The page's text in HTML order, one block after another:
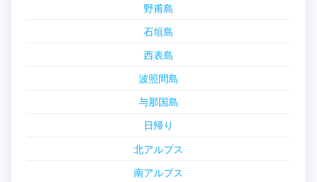
野甫島
石垣島
西表島
波照間島
与那国島
日帰り
北アルプス
南アルプス